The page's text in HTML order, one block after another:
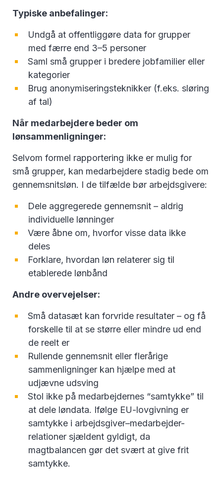
Typiske anbefalinger:
Undgå at offentliggøre data for grupper
med færre end 3–5 personer
Saml små grupper i bredere jobfamilier eller
kategorier
Brug anonymiseringsteknikker (f.eks. sløring
af tal)
Når medarbejdere beder om
lønsammenligninger:
Selvom formel rapportering ikke er mulig for
små grupper, kan medarbejdere stadig bede om
gennemsnitsløn. I de tilfælde bør arbejdsgivere:
Dele aggregerede gennemsnit – aldrig
individuelle lønninger
Være åbne om, hvorfor visse data ikke
deles
Forklare, hvordan løn relaterer sig til
etablerede lønbånd
Andre overvejelser:
Små datasæt kan forvride resultater – og få
forskelle til at se større eller mindre ud end
de reelt er
Rullende gennemsnit eller flerårige
sammenligninger kan hjælpe med at
udjævne udsving
Stol ikke på medarbejdernes “samtykke” til
at dele løndata. Ifølge EU-lovgivning er
samtykke i arbejdsgiver–medarbejder-
relationer sjældent gyldigt, da
magtbalancen gør det svært at give frit
samtykke.